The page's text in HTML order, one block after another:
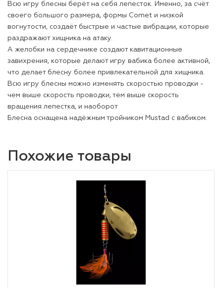
Всю игру блесны берёт на себя лепесток. Именно, за счёт
своего большого размера, формы Comet и низкой
вогнутости, создаёт быстрые и частые вибрации, которые
раздражают хищника на атаку.
А желобки на сердечнике создают кавитационные
завихрения, которые делают игру вабика более активной,
что делает блесну более привлекательной для хищника.
Всю игру блесны можно изменять скоростью проводки -
чем выше скорость проводки, тем выше скорость
вращения лепестка, и наоборот
Блесна оснащена надёжным тройником Mustad с вабиком.
Похожие товары